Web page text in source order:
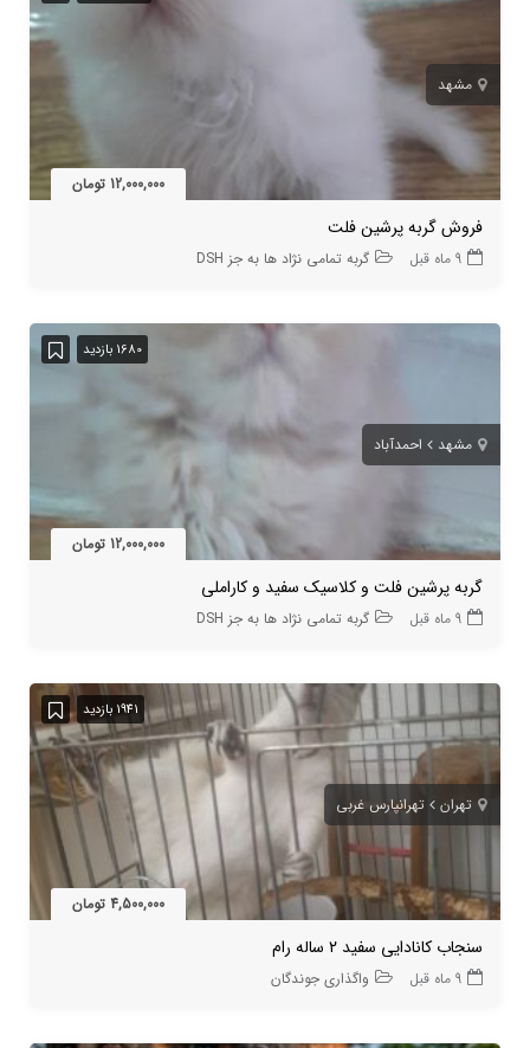
مشهد
12,000,000 تومان
فروش گربه پرشین فلت
9 ماه قبل گربه تمامی نژاد ها به جز DSH
1680 بازدید
مشهد احمدآباد
12,000,000 تومان
گربه پرشین فلت و کلاسیک سفید و کاراملی
9 ماه قبل گربه تمامی نژاد ها به جز DSH
1941 بازدید
تهران تهرانپارس غربی
4,500,000 تومان
سنجاب کانادایی سفید ۲ ساله رام
9 ماه قبل واگذاری جوندگان